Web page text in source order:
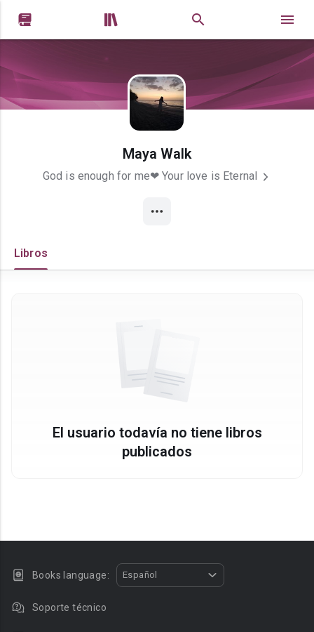
 
Maya Walk
God is enough for me❤ Your love is Eternal
Libros
El usuario todavía no tiene libros
publicados
Books language: Español
Soporte técnico